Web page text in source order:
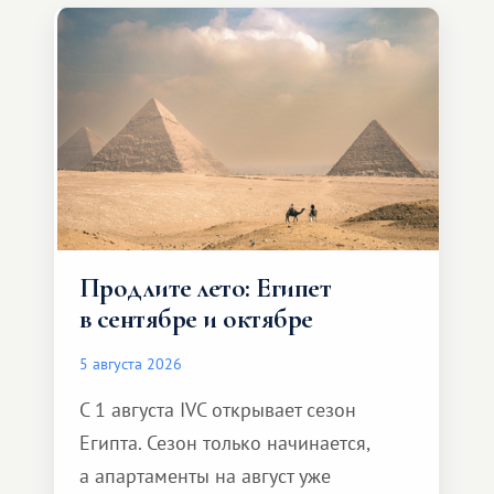
Продлите лето: Египет
в сентябре и октябре
5 августа 2026
С 1 августа IVC открывает сезон
Египта. Сезон только начинается,
а апартаменты на август уже